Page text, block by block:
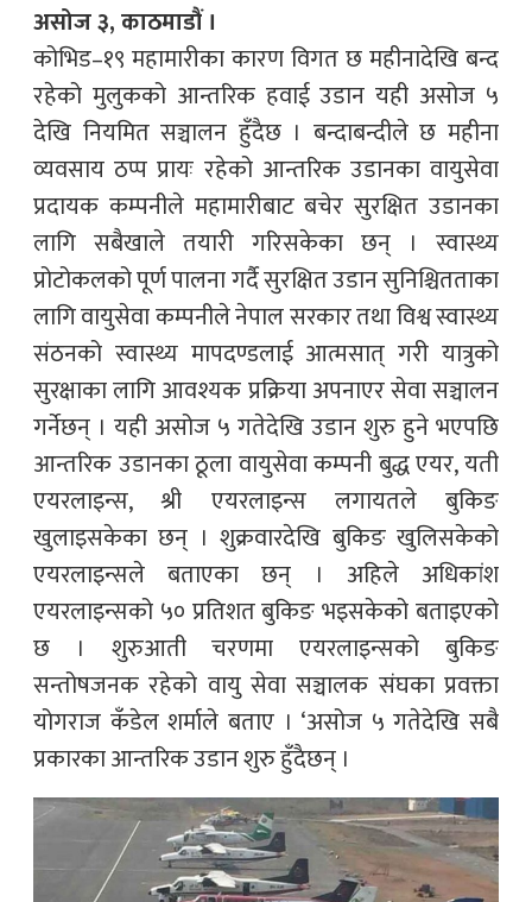
असोज ३, काठमाडौं ।
कोभिड–१९ महामारीका कारण विगत छ महीनादेखि बन्द
रहेको मुलुकको आन्तरिक हवाई उडान यही असोज ५
देखि नियमित सञ्चालन हुँदैछ । बन्दाबन्दीले छ महीना
व्यवसाय ठप्प प्रायः रहेको आन्तरिक उडानका वायुसेवा
प्रदायक कम्पनीले महामारीबाट बचेर सुरक्षित उडानका
लागि सबैखाले तयारी गरिसकेका छन् । स्वास्थ्य
प्रोटोकलको पूर्ण पालना गर्दै सुरक्षित उडान सुनिश्चितताका
लागि वायुसेवा कम्पनीले नेपाल सरकार तथा विश्व स्वास्थ्य
संठनको स्वास्थ्य मापदण्डलाई आत्मसात् गरी यात्रुको
सुरक्षाका लागि आवश्यक प्रक्रिया अपनाएर सेवा सञ्चालन
गर्नेछन् । यही असोज ५ गतेदेखि उडान शुरु हुने भएपछि
आन्तरिक उडानका ठूला वायुसेवा कम्पनी बुद्ध एयर, यती
एयरलाइन्स, श्री एयरलाइन्स लगायतले बुकिङ
खुलाइसकेका छन् । शुक्रवारदेखि बुकिङ खुलिसकेको
एयरलाइन्सले बताएका छन् । अहिले अधिकांश
एयरलाइन्सको ५० प्रतिशत बुकिङ भइसकेको बताइएको
छ । शुरुआती चरणमा एयरलाइन्सको बुकिङ
सन्तोषजनक रहेको वायु सेवा सञ्चालक संघका प्रवक्ता
योगराज कँडेल शर्माले बताए । ‘असोज ५ गतेदेखि सबै
प्रकारका आन्तरिक उडान शुरु हुँदैछन् ।